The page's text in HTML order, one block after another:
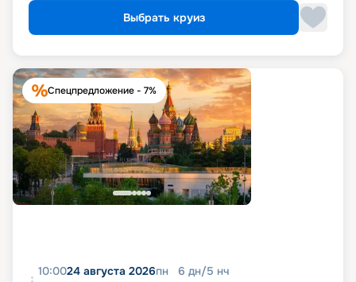
Выбрать круиз
Спецпредложение - 7%
10:0024 августа 2026пн 6 дн/5 нч